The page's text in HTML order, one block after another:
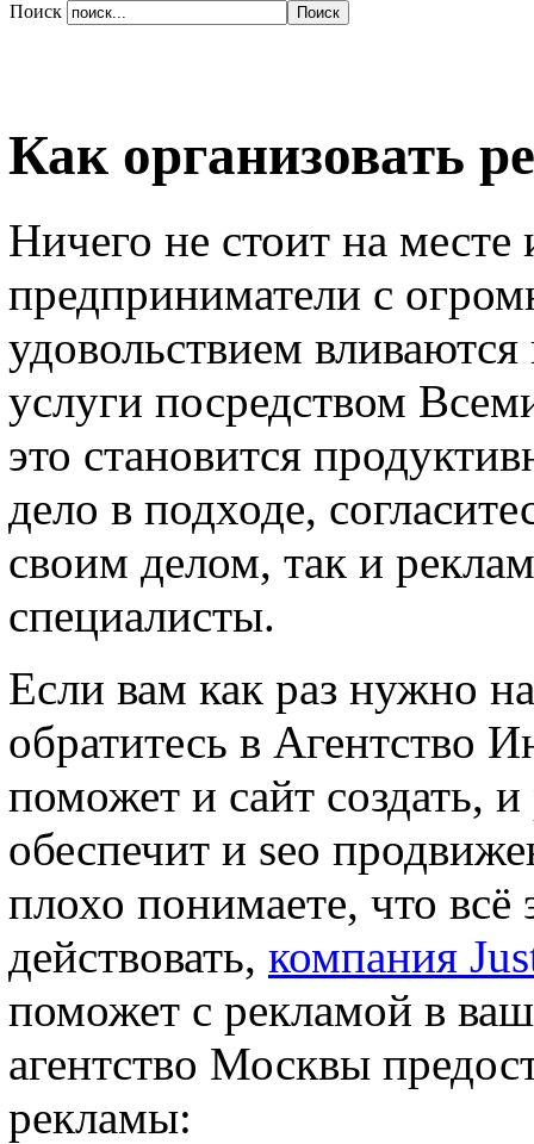
Поиск
Как организовать
Ничего не стоит на
предприниматели с
удовольствием
услуги посредством
это становится
дело в подходе,
своим делом, так и
специалисты.
Если вам как раз нужно
обратитесь в Агентство
поможет и сайт создать,
обеспечит и seo
плохо понимаете, что всё
действовать, компания
поможет с рекламой в
агентство Москвы
рекламы: